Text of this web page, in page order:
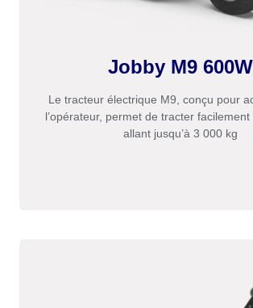
Jobby M9 600W
Le tracteur électrique M9, conçu pour
l’opérateur, permet de tracter
allant jusqu’à 3 000 kg